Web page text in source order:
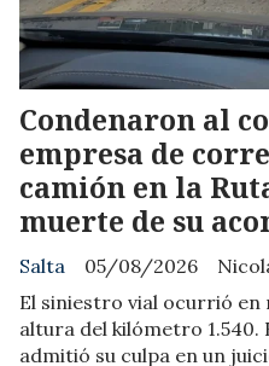
Condenaron al
empresa de
camión en la
muerte de su
Salta
05/08/2026
El siniestro vial ocurrió en
altura del kilómetro 1.540.
admitió su culpa en un